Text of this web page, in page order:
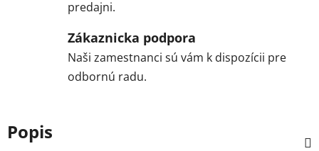
predajni.
Zákaznicka podpora
Naši zamestnanci sú vám k dispozícii pre
odbornú radu.
Popis